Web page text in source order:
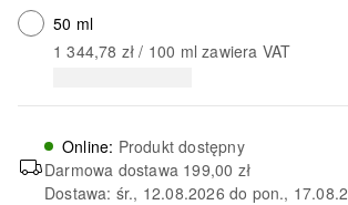
50 ml
1 344,78 zł / 100 ml zawiera VAT
Online: Produkt dostępny
Darmowa dostawa 199,00 zł
Dostawa: śr., 12.08.2026 do pon.,